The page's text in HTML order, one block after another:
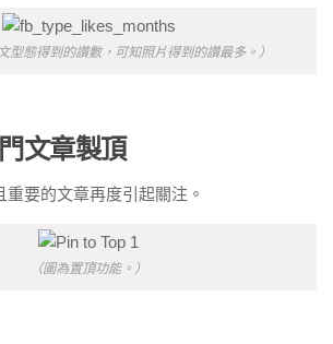
型態得到的讚數，可知照片得到的讚最多。）
文章製頂
要的文章再度引起關注。
（圖為置頂功能。）